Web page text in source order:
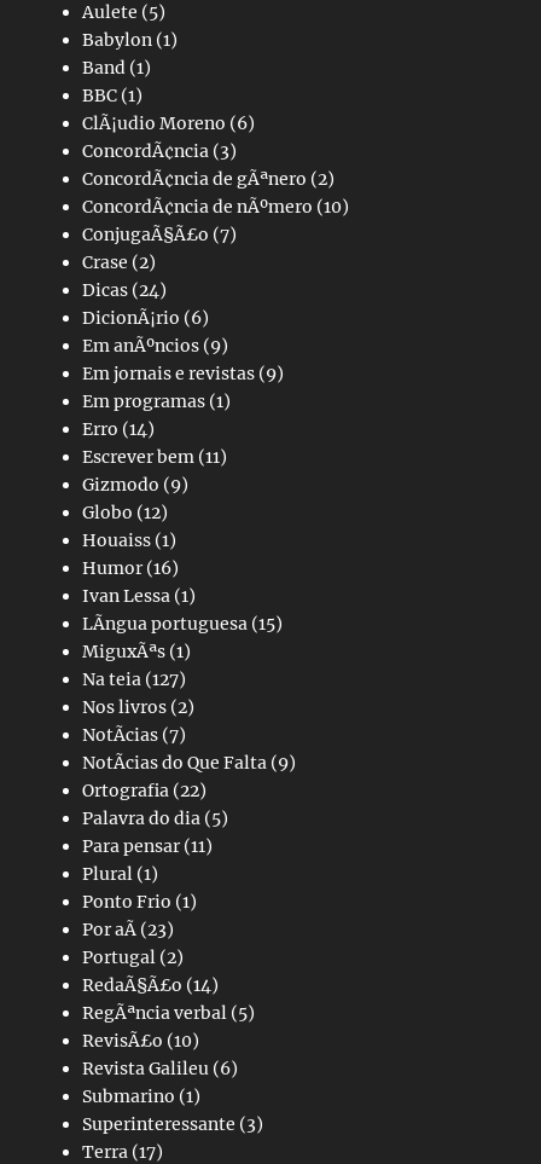
Aulete (5)
Babylon (1)
Band (1)
BBC (1)
ClÃ¡udio Moreno (6)
ConcordÃ¢ncia (3)
ConcordÃ¢ncia de gÃªnero (2)
ConcordÃ¢ncia de nÃºmero (10)
ConjugaÃ§Ã£o (7)
Crase (2)
Dicas (24)
DicionÃ¡rio (6)
Em anÃºncios (9)
Em jornais e revistas (9)
Em programas (1)
Erro (14)
Escrever bem (11)
Gizmodo (9)
Globo (12)
Houaiss (1)
Humor(16)
Ivan Lessa (1)
LÃ­ngua portuguesa (15)
MiguxÃªs (1)
Na teia (127)
Nos livros (2)
NotÃ­cias (7)
NotÃ­cias do Que Falta (9)
Ortografia (22)
Palavra do dia (5)
Para pensar(11)
Plural (1)
Ponto Frio (1)
Por aÃ­ (23)
Portugal (2)
RedaÃ§Ã£o (14)
RegÃªncia verbal (5)
RevisÃ£o (10)
Revista Galileu (6)
Submarino (1)
Superinteressante (3)
Terra (17)